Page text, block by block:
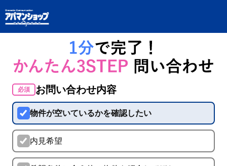
必須 お問い合わせ内容
物件が空いているかを確認したい
内見希望